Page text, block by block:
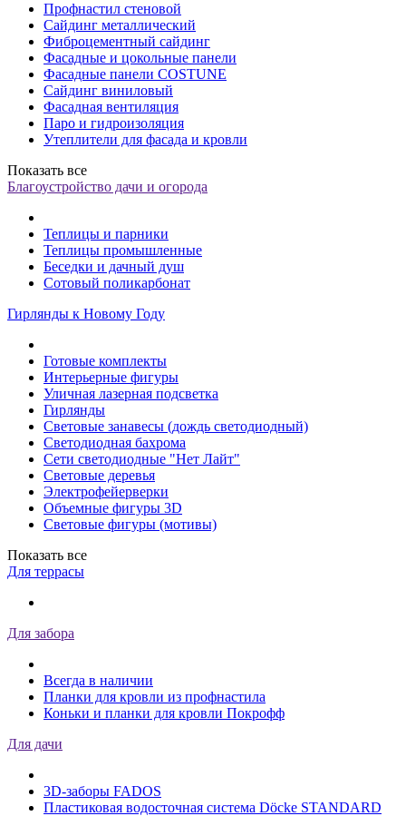
Профнастил стеновой
Сайдинг металлический
Фиброцементный сайдинг
Фасадные и цокольные панели
Фасадные панели COSTUNE
Сайдинг виниловый
Фасадная вентиляция
Паро и гидроизоляция
Утеплители для фасада и кровли
Показать все
Благоустройство дачи и огорода
Теплицы и парники
Теплицы промышленные
Беседки и дачный душ
Сотовый поликарбонат
Гирлянды к Новому Году
Готовые комплекты
Интерьерные фигуры
Уличная лазерная подсветка
Гирлянды
Световые занавесы (дождь светодиодный)
Светодиодная бахрома
Сети светодиодные "Нет Лайт"
Световые деревья
Электрофейерверки
Объемные фигуры 3D
Световые фигуры (мотивы)
Показать все
Для террасы
Для забора
Всегда в наличии
Планки для кровли из профнастила
Коньки и планки для кровли Покрофф
Для дачи
3D-заборы FADOS
Пластиковая водосточная система Döcke STANDARD